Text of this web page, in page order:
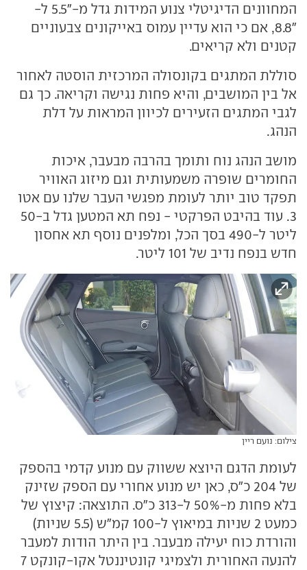
המחוונים הדיגיטלי צנוע המידות גדל מ-"5.5 ל-
"8.8, אם כי הוא עדיין עמוס באייקונים צבעוניים
קטנים ולא קריאים.
סוללת המתגים בקונסולה המרכזית הוסטה לאחור
אל בין המושבים, והיא פחות נגישה וקריאה. כך גם
לגבי המתגים הזעירים לכיוון המראות על דלת
הנהג.
מושב הנהג נוח ותומך בהרבה מבעבר, איכות
החומרים שופרה משמעותית וגם מיזוג האוויר
תפקד טוב יותר לעומת מפגשי העבר שלנו עם אטו
3. עוד בהיבט הפרקטי - נפח תא המטען גדל ב-50
ליטר ל-490 בסך הכל, ומלפנים נוסף תא אחסון
חדש בנפח נדיב של 101 ליטר.
צילום: נועם ריין
לעומת הדגם היוצא ששווק עם מנוע קדמי בהספק
של 204 כ"ס, כאן יש מנוע אחורי עם הספק שזינק
בלא פחות מ-50% ל-313 כ"ס. התוצאה: קיצוץ של
כמעט 2 שניות במיאוץ ל-100 קמ"ש (5.5 שניות)
והורדת כוח יעילה מבעבר. בין היתר הודות למעבר
להנעה האחורית ולצמיגי קונטיננטל אקו-קונקט 7